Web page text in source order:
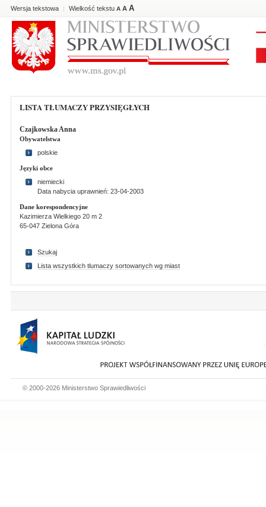
Wersja tekstowa | Wielkość tekstu A A A
LISTA TŁUMACZY PRZYSIĘGŁYCH
Czajkowska Anna
Obywatelstwa
polskie
Języki obce
niemiecki
Data nabycia uprawnień: 23-04-2003
Dane korespondencyjne
Kazimierza Wielkiego 20 m 2
65-047 Zielona Góra
Szukaj
Lista wszystkich tlumaczy sortowanych wg miast
© 2000-2026 Ministerstwo Sprawiedliwości